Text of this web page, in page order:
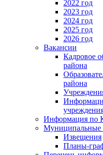
2022 год
2023 год
2024 год
2025 год
2026 год
Вакансии
Кадровое
района
района
Информация
Муниципальные
Извещения
Планы-